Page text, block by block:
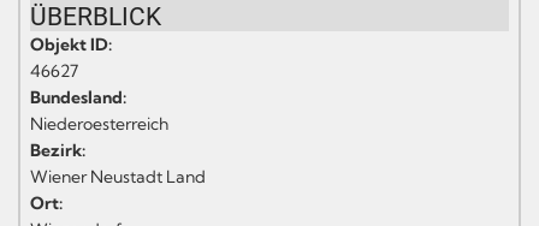
ÜBERBLICK
Objekt ID:
46627
Bundesland:
Niederoesterreich
Bezirk:
Wiener Neustadt Land
Ort: